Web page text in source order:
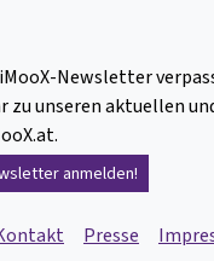
Newsletter
zu unseren aktuellen
anmelden!
Presse